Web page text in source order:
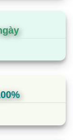
cần báo trước.